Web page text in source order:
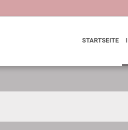
STARTSEITE